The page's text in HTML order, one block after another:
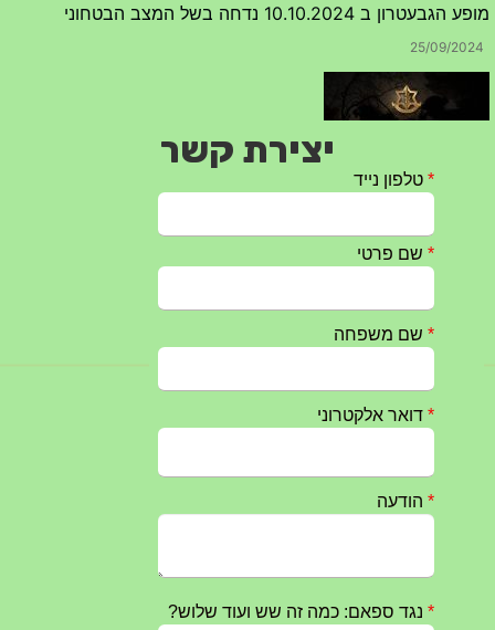
מופע הגבעטרון ב 10.10.2024 נדחה בשל המצב הבטחוני
25/09/2024
חרבות ברזל – הודעה 1 – 14.10.2023
טקס ההתיחדות השנתי 2023 נערך ב 5/9/2023 באנדרטה
יצירת קשר